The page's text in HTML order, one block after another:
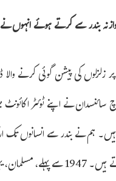
بندر سے کرتے ہوئے
زلزلوں کی پیشن گوئی کرنے
نے اپنے ٹوئٹر اکائونٹ
ہیں۔ ہم نے بندر سے انسانوں
بندروں کی طرح برتائو کرتے